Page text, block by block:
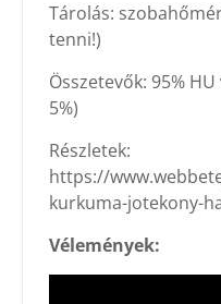
Tárolás:
tenni!)
Összetevők: 95%
5%)
Részletek:
https://
kurkuma-jotekony-
Vélemények: